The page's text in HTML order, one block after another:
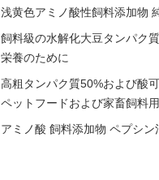
浅黄色アミノ酸性飼料添加物
飼料級の水解化大豆タンパク
栄養のために
高粗タンパク質50%および酸
ペットフードおよび家畜飼料用
アミノ酸 飼料添加物 ペプシ